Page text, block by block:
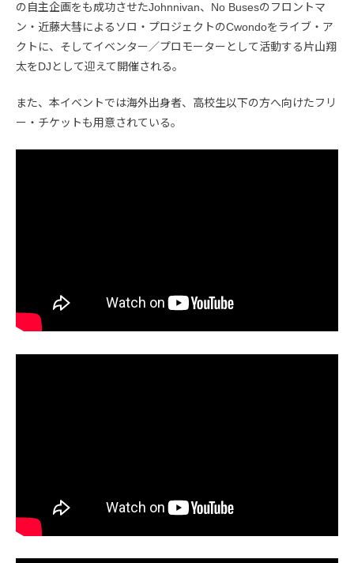
の自主企画をも成功させたJohnnivan、No Busesのフロントマ
ン・近藤大彗によるソロ・プロジェクトのCwondoをライブ・ア
クトに、そしてイベンター／プロモーターとして活動する片山翔
太をDJとして迎えて開催される。
また、本イベントでは海外出身者、高校生以下の方へ向けたフリ
ー・チケットも用意されている。